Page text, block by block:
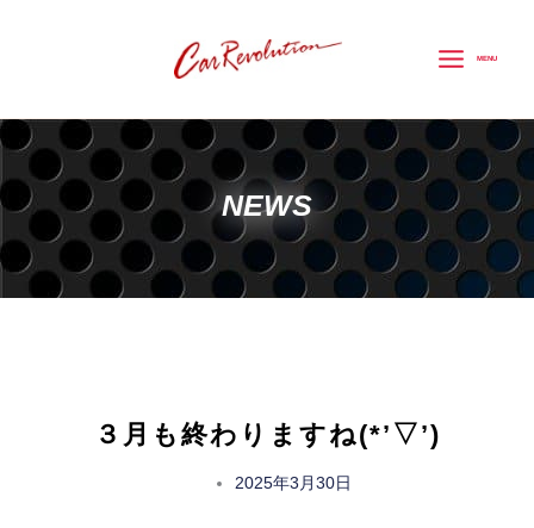
キ
プ
MENU
NEWS
３月も終わりますね(*’▽’)
2025年3月30日